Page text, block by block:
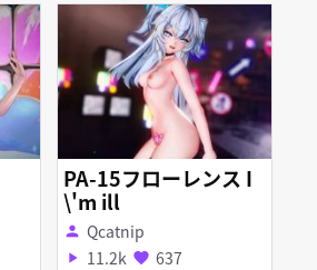
PA-15フローレンス I
\'m ill
person Qcatnip
play_arrow 11.2k favorite 637